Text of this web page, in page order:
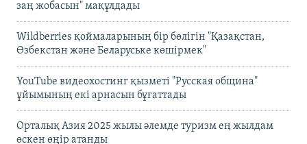
заң жобасын" мақұлдады
Wildberries қоймаларының бір бөлігін "Қазақстан,
Өзбекстан және Беларуське көшірмек"
YouTube видеохостинг қызметі "Русская община"
ұйымының екі арнасын бұғаттады
Орталық Азия 2025 жылы әлемде туризм ең жылдам
өскен өңір атанды